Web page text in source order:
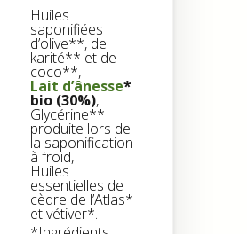
Huiles
saponifiées
d’olive**, de
karité** et de
coco**,
Lait d’ânesse*
bio (30%),
Glycérine**
produite lors de
la saponification
à froid,
Huiles
essentielles de
cèdre de l’Atlas*
et vétiver*.